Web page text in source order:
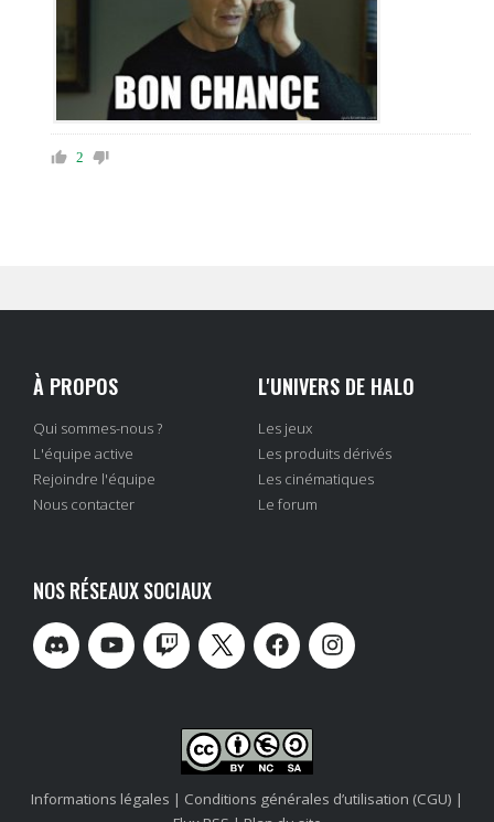
2
À PROPOS
Qui sommes-nous ?
L'équipe active
Rejoindre l'équipe
Nous contacter
L'UNIVERS DE HALO
Les jeux
Les produits dérivés
Les cinématiques
Le forum
NOS RÉSEAUX SOCIAUX
Informations légales | Conditions générales d’utilisation (CGU) |